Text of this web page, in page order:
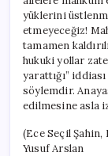
yüklerini
etmeyeceğiz!
tamamen
hukuki yollar
yarattığı”
söylemdir.
edilmesine asla
(Ece Seçil
Yusuf Arslan